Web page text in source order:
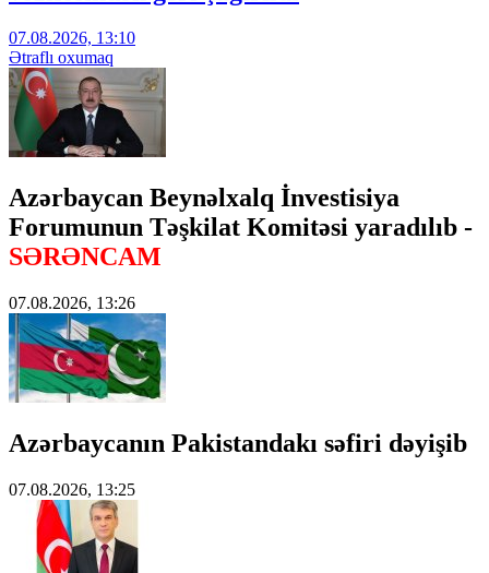
07.08.2026, 13:10
Ətraflı oxumaq
Azərbaycan Beynəlxalq İnvestisiya
Forumunun Təşkilat Komitəsi yaradılıb -
SƏRƏNCAM
07.08.2026, 13:26
Azərbaycanın Pakistandakı səfiri dəyişib
07.08.2026, 13:25